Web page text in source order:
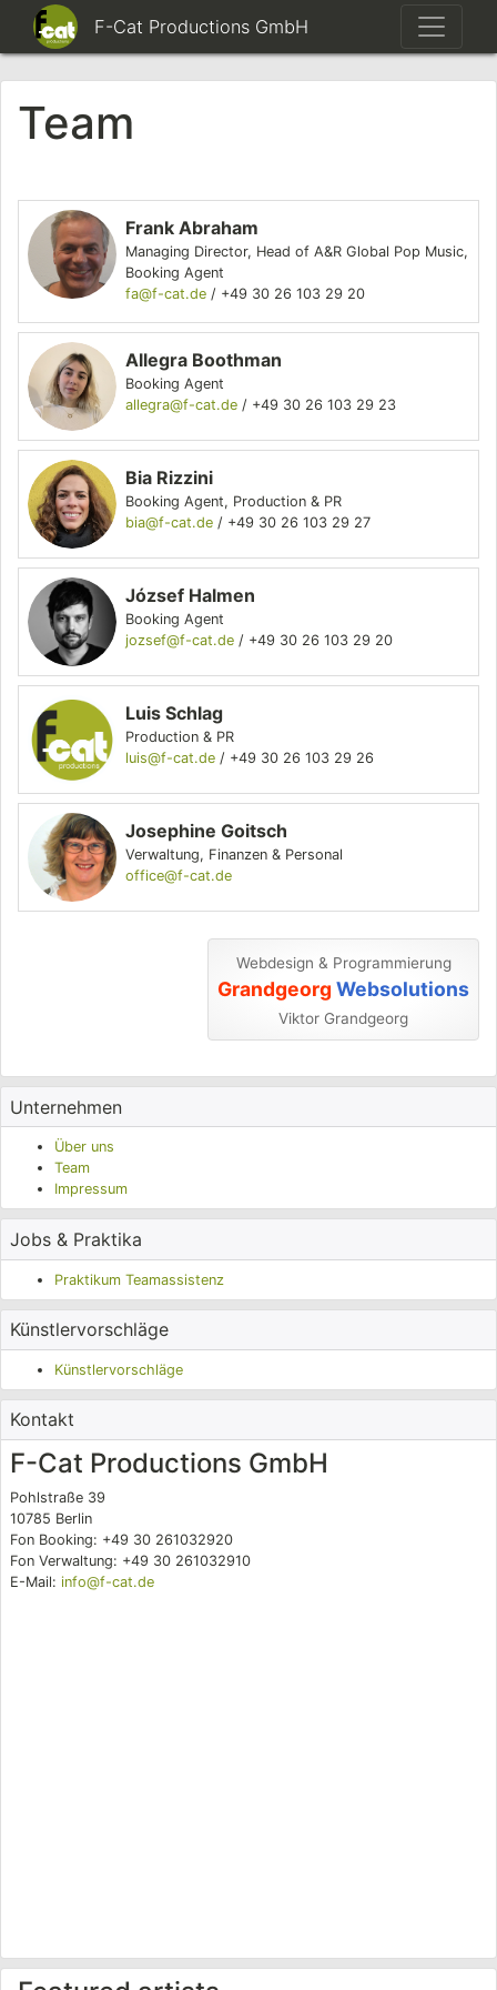
F-Cat Productions GmbH
Team
Frank Abraham
Managing Director, Head of A&R Global Pop Music,
Booking Agent
fa@f-cat.de / +49 30 26 103 29 20
Allegra Boothman
Booking Agent
allegra@f-cat.de / +49 30 26 103 29 23
Bia Rizzini
Booking Agent, Production & PR
bia@f-cat.de / +49 30 26 103 29 27
József Halmen
Booking Agent
jozsef@f-cat.de / +49 30 26 103 29 20
Luis Schlag
Production & PR
luis@f-cat.de / +49 30 26 103 29 26
Josephine Goitsch
Verwaltung, Finanzen & Personal
office@f-cat.de
Webdesign & Programmierung
Grandgeorg Websolutions
Viktor Grandgeorg
Unternehmen
Über uns
Team
Impressum
Jobs & Praktika
Praktikum Teamassistenz
Künstlervorschläge
Künstlervorschläge
Kontakt
F-Cat Productions GmbH
Pohlstraße 39
10785 Berlin
Fon Booking: +49 30 261032920
Fon Verwaltung: +49 30 261032910
E-Mail: info@f-cat.de